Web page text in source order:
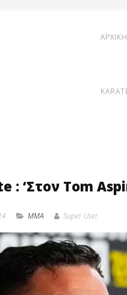
ΑΡΧΙΚΗ
: ‘Στον Tom
MMA Super User